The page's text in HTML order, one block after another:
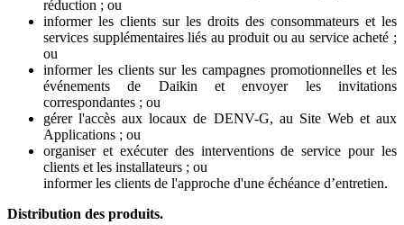
réduction ; ou
informer les clients sur les droits des consommateurs et les
services supplémentaires liés au produit ou au service acheté ;
ou
informer les clients sur les campagnes promotionnelles et les
événements de Daikin et envoyer les invitations
correspondantes ; ou
gérer l'accès aux locaux de DENV-G, au Site Web et aux
Applications ; ou
organiser et exécuter des interventions de service pour les
clients et les installateurs ; ou
informer les clients de l'approche d'une échéance d’entretien.
Distribution des produits.